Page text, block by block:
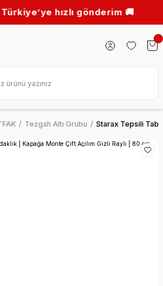
hızlı gönderim 🚚
Tezgah Altı Grubu Starax Tepsili